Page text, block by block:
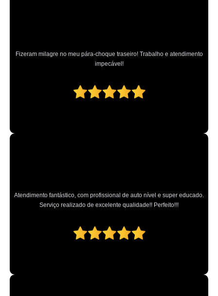
orçamento de cristalização pintura automotiva Juquitiba
oficina de cristalização de pintura de carro São Bernardo Centro
cristalização de pintura de carro a domicílio Parque do Chaves
cristalização de pintura Osvaldo Cruz
cristalização pintura automotiva Itapevi
cristalização de pintura automotiva Jardim Guapira
Fizeram milagre no meu pára-choque traseiro! Trabalho e atendimento
impecável!
Atendimento fantástico, com profissional de auto nível e super educado.
Serviço realizado de excelente qualidade!! Perfeito!!!